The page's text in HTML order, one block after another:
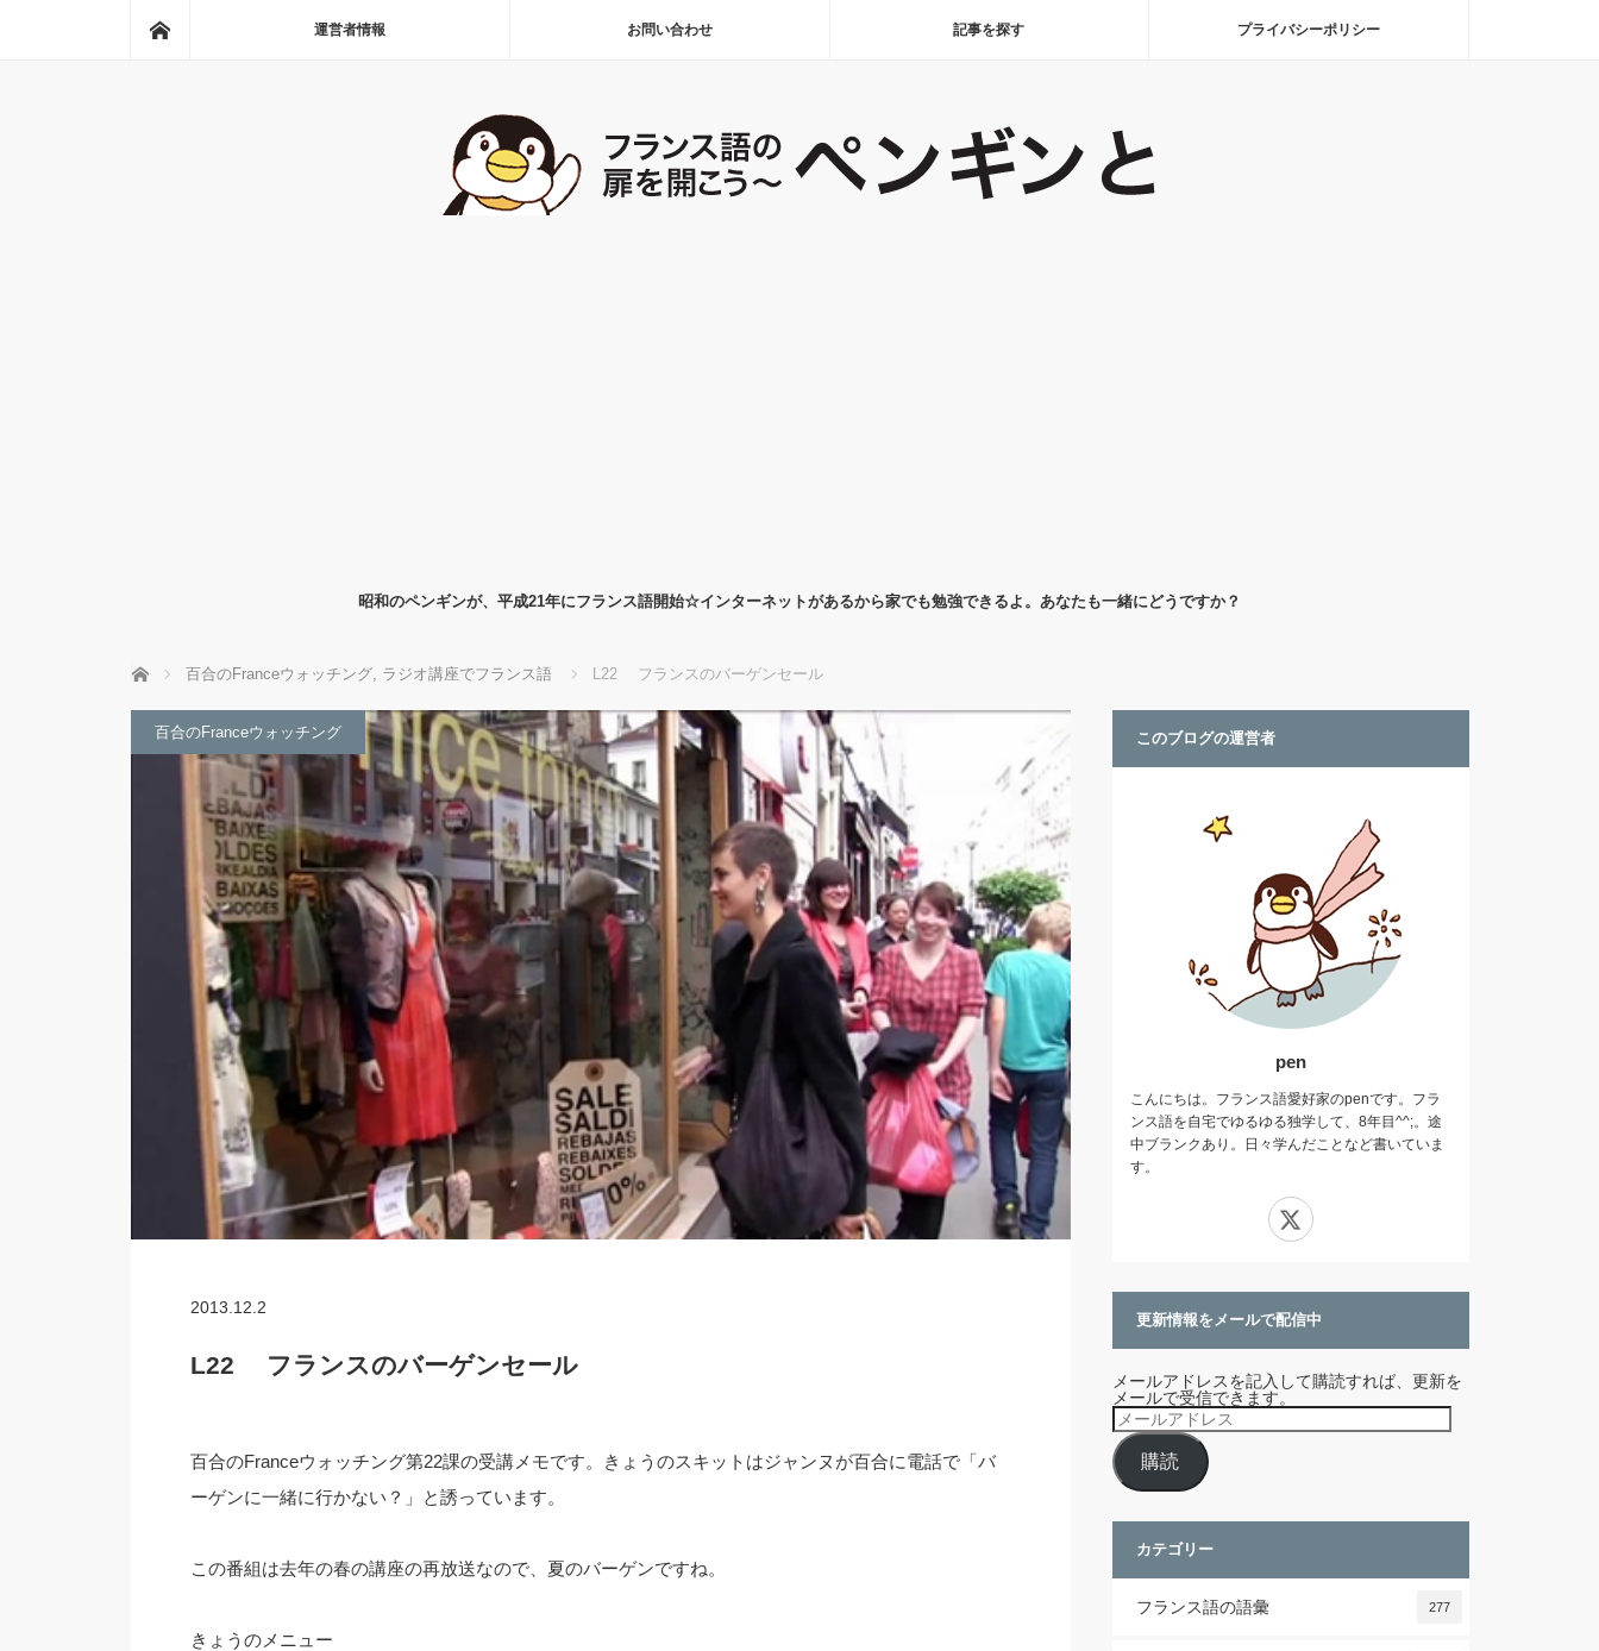
運営者情報 お問い合わせ 記事を探す プライバシーポリシー
昭和のペンギンが、平成21年にフランス語開始☆インターネットがあるから家でも勉強できるよ。あなたも一緒にどうですか？
ホーム 百合のFranceウォッチング, ラジオ講座でフランス語 L22 フランスのバーゲンセール
百合のFranceウォッチング
2013.12.2
L22 フランスのバーゲンセール
百合のFranceウォッチング第22課の受講メモです。きょうのスキットはジャンヌが百合に電話で「バ
ーゲンに一緒に行かない？」と誘っています。
この番組は去年の春の講座の再放送なので、夏のバーゲンですね。
きょうのメニュー
このブログの運営者
pen
こんにちは。フランス語愛好家のpenです。フラ
ンス語を自宅でゆるゆる独学して、8年目^^;。途
中ブランクあり。日々学んだことなど書いていま
す。
更新情報をメールで配信中
メールアドレスを記入して購読すれば、更新を
メールで受信できます。
メ
ー
ル
ア
ド
購読
カテゴリー
フランス語の語彙 277